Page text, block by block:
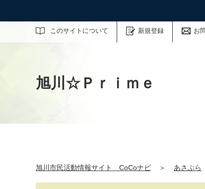
このサイトについて 新規登録 お
サイト内検索
旭川☆Ｐｒｉｍｅ
旭川市民活動情報サイト CoCoナビ ＞ あさぷら